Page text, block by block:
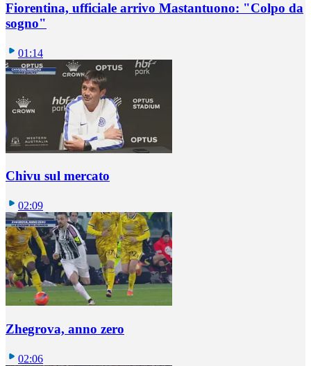
Fiorentina, ufficiale arrivo Mastantuono: "Colpo da
sogno"
01:14
Chivu sul mercato
02:09
Zhegrova, anno zero
02:06